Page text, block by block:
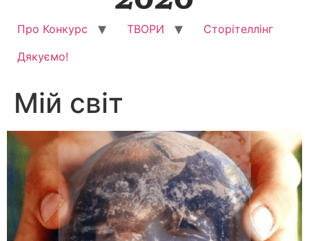
Про Конкурс ТВОРИ
Сторітеллінг
Дякуємо!
Мій світ